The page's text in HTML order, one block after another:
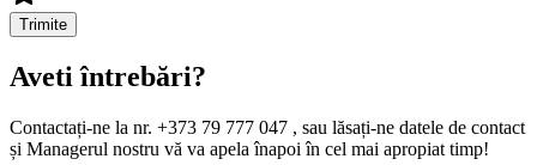
Trimite
Aveti întrebări?
Contactați-ne la nr. +373 79 777 047 , sau lăsați-ne datele de contact
și Managerul nostru vă va apela înapoi în cel mai apropiat timp!